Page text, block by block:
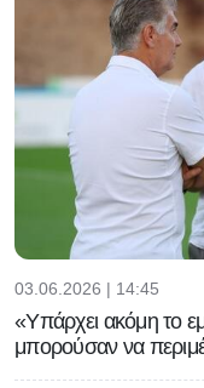
03.06.2026 | 14:45
«Υπάρχει ακόμη το
μπορούσαν να